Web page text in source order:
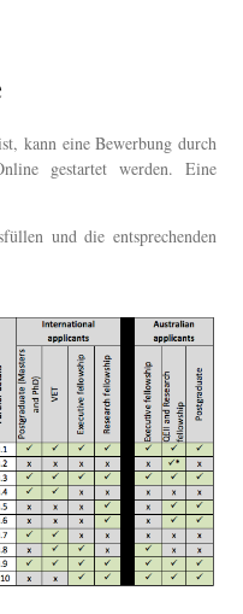
kann eine Bewerbung durch
gestartet werden. Eine
und die entsprechenden